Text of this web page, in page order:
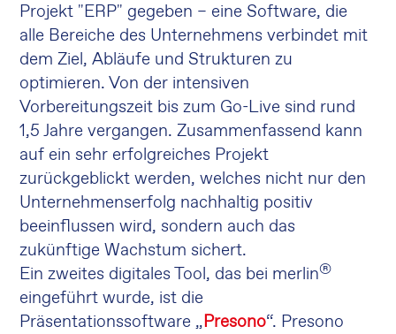
Projekt "ERP" gegeben – eine Software, die
alle Bereiche des Unternehmens verbindet mit
dem Ziel, Abläufe und Strukturen zu
optimieren. Von der intensiven
Vorbereitungszeit bis zum Go-Live sind rund
1,5 Jahre vergangen. Zusammenfassend kann
auf ein sehr erfolgreiches Projekt
zurückgeblickt werden, welches nicht nur den
Unternehmenserfolg nachhaltig positiv
beeinflussen wird, sondern auch das
zukünftige Wachstum sichert.
Ein zweites digitales Tool, das bei merlin®
eingeführt wurde, ist die
Präsentationssoftware „Presono“. Presono